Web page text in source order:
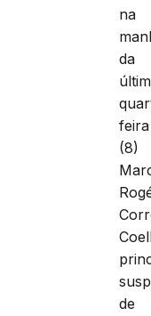
na
da
feira
(8)
de